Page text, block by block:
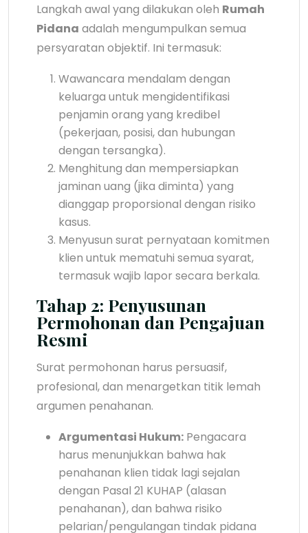
Langkah awal yang dilakukan oleh Rumah
Pidana adalah mengumpulkan semua
persyaratan objektif. Ini termasuk:
Wawancara mendalam dengan
keluarga untuk mengidentifikasi
penjamin orang yang kredibel
(pekerjaan, posisi, dan hubungan
dengan tersangka).
Menghitung dan mempersiapkan
jaminan uang (jika diminta) yang
dianggap proporsional dengan risiko
kasus.
Menyusun surat pernyataan komitmen
klien untuk mematuhi semua syarat,
termasuk wajib lapor secara berkala.
Tahap 2: Penyusunan
Permohonan dan Pengajuan
Resmi
Surat permohonan harus persuasif,
profesional, dan menargetkan titik lemah
argumen penahanan.
Argumentasi Hukum: Pengacara
harus menunjukkan bahwa hak
penahanan klien tidak lagi sejalan
dengan Pasal 21 KUHAP (alasan
penahanan), dan bahwa risiko
pelarian/pengulangan tindak pidana